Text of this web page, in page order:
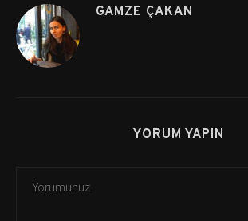
GAMZE ÇAKAN
YORUM YAPIN